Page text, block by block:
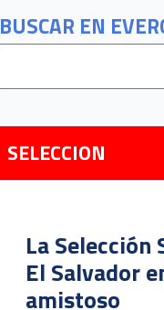
BUSCAR EN
SELECCION
La Selección
El Salvador
amistoso